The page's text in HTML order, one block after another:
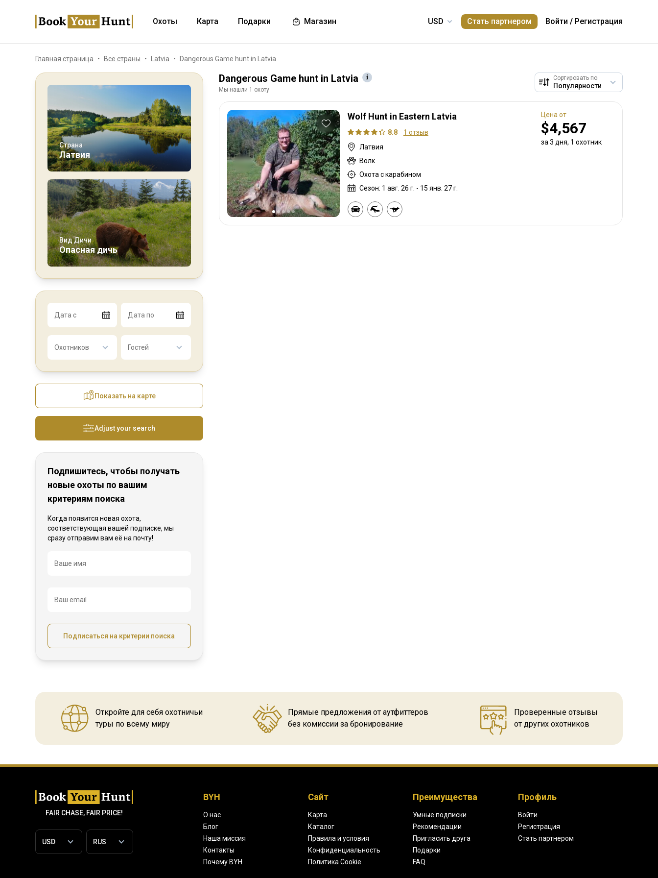
Охоты Карта Подарки Магазин Стать партнером Войти / Регистрация
Главная страница Все страны Latvia Dangerous Game hunt in Latvia
Страна
Латвия
Вид Дичи
Опасная дичь
Дата с Дата по
Охотников Гостей
Показать на карте
Adjust your search
Подпишитесь, чтобы получать
новые охоты по вашим
критериям поиска
Когда появится новая охота,
соответствующая вашей подписке, мы
сразу отправим вам её на почту!
Название
Ваше имя
Ваш email
Подписаться на критерии поиска
Dangerous Game hunt in Latvia
Мы нашли 1 охоту
Сортировать по
Wolf Hunt in Eastern Latvia
8.8
1 отзыв
Латвия
Волк
Охота с карабином
Сезон: 1 авг. 26 г. - 15 янв. 27 г.
Цена от
$4,567
за 3 дня, 1 охотник
Откройте для себя охотничьи
туры по всему миру
Прямые предложения от аутфиттеров
без комиссии за бронирование
Проверенные отзывы
от других охотников
FAIR CHASE, FAIR PRICE!
BYH
О нас
Блог
Наша миссия
Контакты
Почему BYH
Сайт
Карта
Каталог
Правила и условия
Конфиденциальность
Политика Cookie
Преимущества
Умные подписки
Рекомендации
Пригласить друга
Подарки
FAQ
Профиль
Войти
Регистрация
Стать партнером